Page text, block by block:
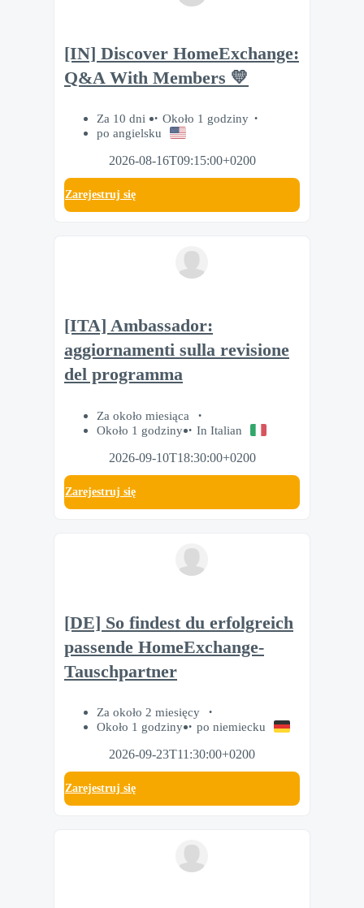
[IN] Discover HomeExchange:
Q&A With Members 💛
Za 10 dni
Około 1 godziny
po angielsku
2026-08-16T09:15:00+0200
Zarejestruj się
[ITA] Ambassador:
aggiornamenti sulla revisione
del programma
Za około miesiąca
Około 1 godziny
In Italian
2026-09-10T18:30:00+0200
Zarejestruj się
[DE] So findest du erfolgreich
passende HomeExchange-
Tauschpartner
Za około 2 miesięcy
Około 1 godziny
po niemiecku
2026-09-23T11:30:00+0200
Zarejestruj się